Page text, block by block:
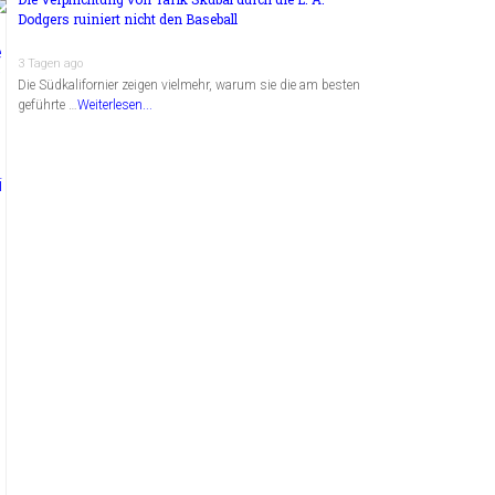
Dodgers ruiniert nicht den Baseball
3 Tagen ago
Die Südkalifornier zeigen vielmehr, warum sie die am besten
geführte …Weiterlesen...